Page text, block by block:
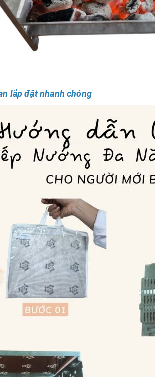
lắp đặt nhanh chóng